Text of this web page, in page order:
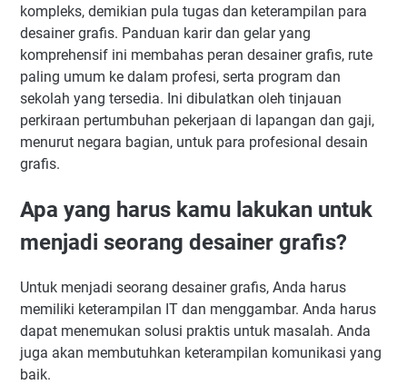
kompleks, demikian pula tugas dan keterampilan para
desainer grafis. Panduan karir dan gelar yang
komprehensif ini membahas peran desainer grafis, rute
paling umum ke dalam profesi, serta program dan
sekolah yang tersedia. Ini dibulatkan oleh tinjauan
perkiraan pertumbuhan pekerjaan di lapangan dan gaji,
menurut negara bagian, untuk para profesional desain
grafis.
Apa yang harus kamu lakukan untuk
menjadi seorang desainer grafis?
Untuk menjadi seorang desainer grafis, Anda harus
memiliki keterampilan IT dan menggambar. Anda harus
dapat menemukan solusi praktis untuk masalah. Anda
juga akan membutuhkan keterampilan komunikasi yang
baik.